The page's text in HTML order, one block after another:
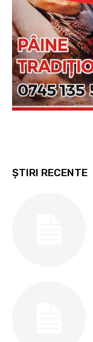
ȘTIRI RECENTE